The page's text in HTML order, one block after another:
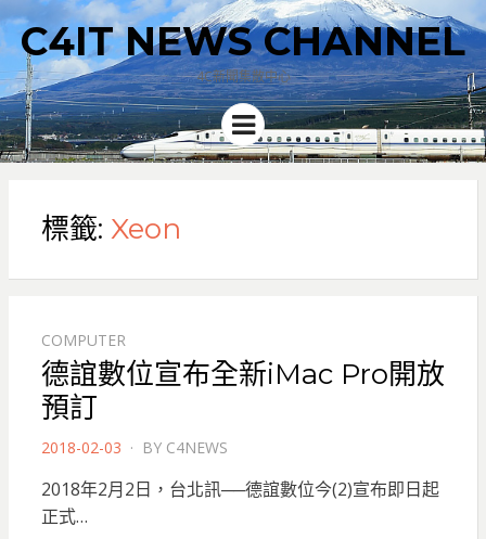
C4IT NEWS CHANNEL
4C新聞集散中心
Menu
標籤: Xeon
COMPUTER
德誼數位宣布全新iMac Pro開放
預訂
POSTED
2018-02-03 BY C4NEWS
2018年2月2日，台北訊──德誼數位今(2)宣布即日起
正式…